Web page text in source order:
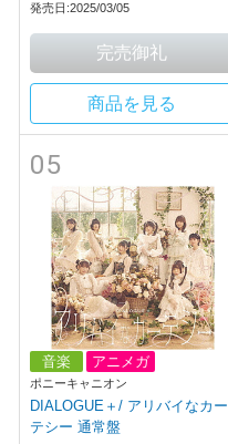
発売日:2025/03/05
商品を見る
05
音楽 アニメガ
ポニーキャニオン
DIALOGUE＋/ アリバイなカー
テシー 通常盤